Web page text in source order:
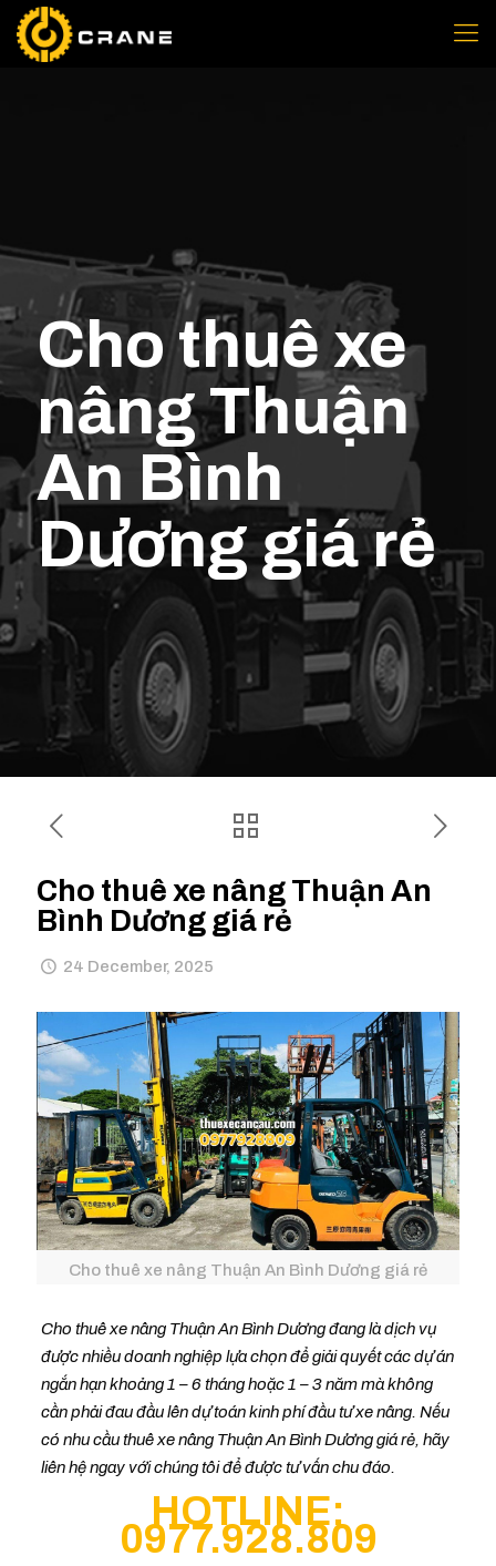
Cho thuê xe
nâng Thuận
An Bình
Dương giá rẻ
Cho thuê xe nâng Thuận An
Bình Dương giá rẻ
24 December, 2025
Cho thuê xe nâng Thuận An Bình Dương giá rẻ
Cho thuê xe nâng Thuận An Bình Dương đang là dịch vụ
được nhiều doanh nghiệp lựa chọn để giải quyết các dự án
ngắn hạn khoảng 1 – 6 tháng hoặc 1 – 3 năm mà không
cần phải đau đầu lên dự toán kinh phí đầu tư xe nâng. Nếu
có nhu cầu thuê xe nâng Thuận An Bình Dương giá rẻ, hãy
liên hệ ngay với chúng tôi để được tư vấn chu đáo.
HOTLINE:
0977.928.809